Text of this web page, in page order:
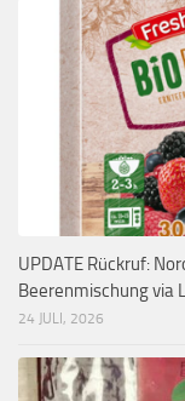
UPDATE Rückruf:
Beerenmischung via
24 JULI, 2026